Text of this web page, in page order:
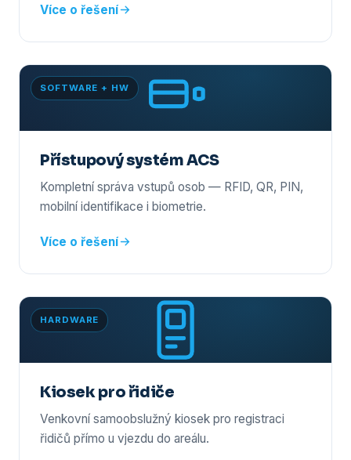
Více o řešení
SOFTWARE + HW
Přístupový systém ACS
Kompletní správa vstupů osob — RFID, QR, PIN,
mobilní identifikace i biometrie.
Více o řešení
HARDWARE
Kiosek pro řidiče
Venkovní samoobslužný kiosek pro registraci
řidičů přímo u vjezdu do areálu.